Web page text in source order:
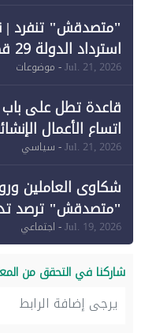
"متصدقش" تنفرد |
وقبول طعن الحكومة
Jul. 21, 2026- موضوعات
قاعدة تطل على
اتساع الأعمال
Jul. 21, 2026- سياسي
شكاوى العاملين
"متصدقش" ترصد
للإعلام"
Jul. 19, 2026- اجتماعي
شاركنا في التحقق من